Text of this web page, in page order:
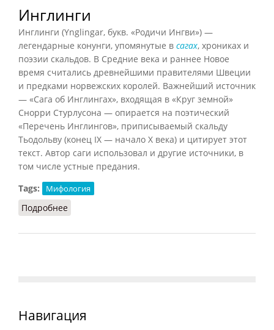
Инглинги
Инглинги (Ynglingar, букв. «Родичи Ингви») —
легендарные конунги, упомянутые в сагах, хрониках и
поэзии скальдов. В Средние века и раннее Новое
время считались древнейшими правителями Швеции
и предками норвежских королей. Важнейший источник
— «Сага об Инглингах», входящая в «Круг земной»
Снорри Стурлусона — опирается на поэтический
«Перечень Инглингов», приписываемый скальду
Тьодольву (конец IX — начало X века) и цитирует этот
текст. Автор саги использовал и другие источники, в
том числе устные предания.
Tags:
Мифология
Подробнее
Навигация